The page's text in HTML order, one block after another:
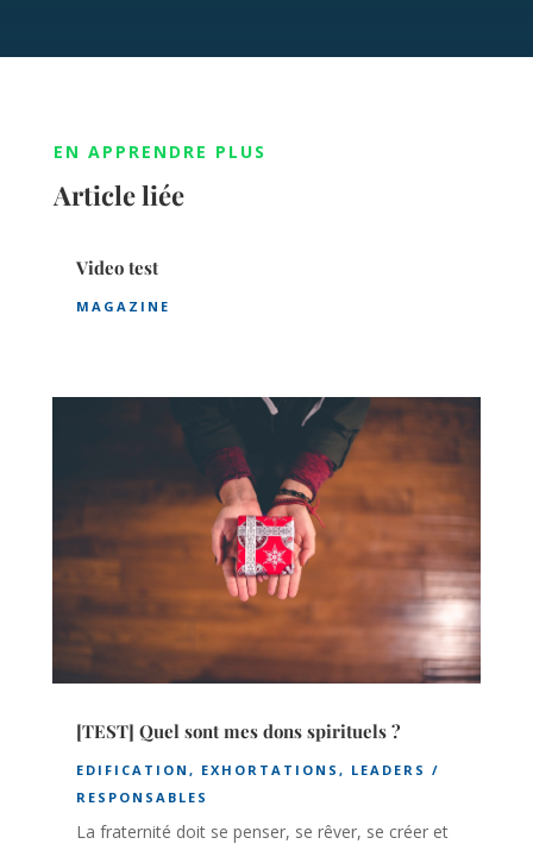
EN APPRENDRE PLUS
Article liée
Video test
MAGAZINE
[TEST] Quel sont mes dons spirituels ?
EDIFICATION , EXHORTATIONS , LEADERS /
RESPONSABLES
La fraternité doit se penser, se rêver, se créer et